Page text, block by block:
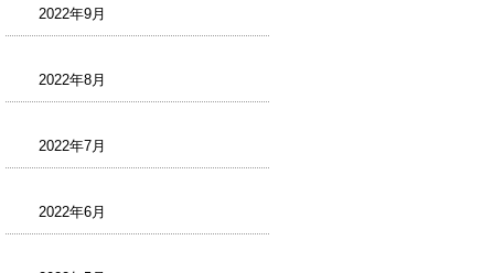
2022年9月
2022年8月
2022年7月
2022年6月